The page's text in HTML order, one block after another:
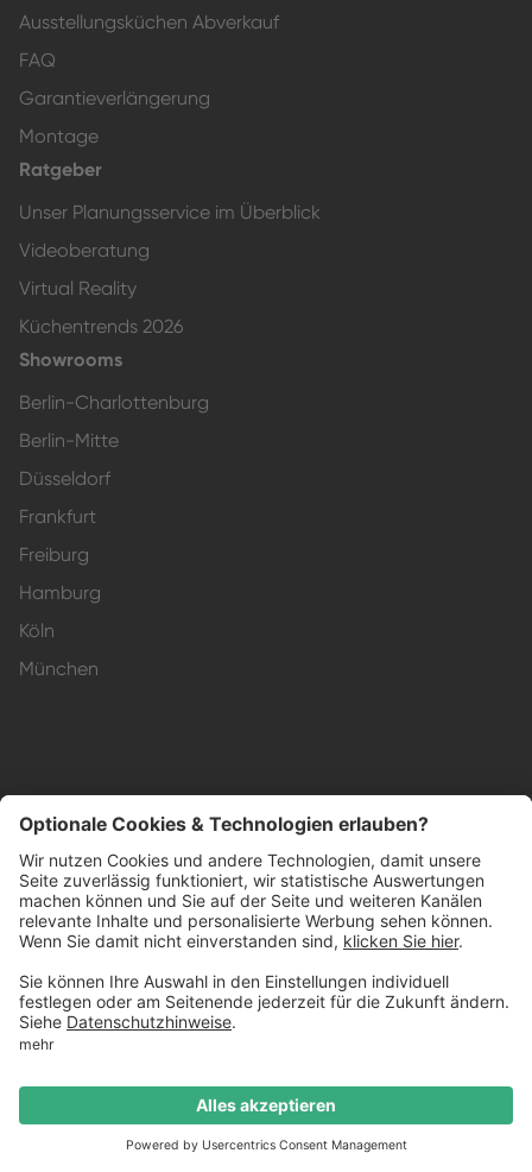
Ausstellungsküchen Abverkauf
FAQ
Garantieverlängerung
Montage
Ratgeber
Unser Planungsservice im Überblick
Videoberatung
Virtual Reality
Küchentrends 2026
Showrooms
Berlin-Charlottenburg
Berlin-Mitte
Düsseldorf
Frankfurt
Freiburg
Hamburg
Köln
München
Impressum
Datenschutzerklärung
AGB
2026
Termin buchen